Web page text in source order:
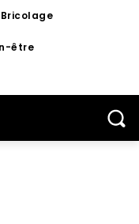
être